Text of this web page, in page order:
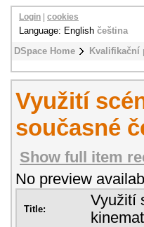
DSpace Home Kvalifikační
Login cookies
Language: English čeština
Využití
současné
Show full item
No preview
Title:
Využití